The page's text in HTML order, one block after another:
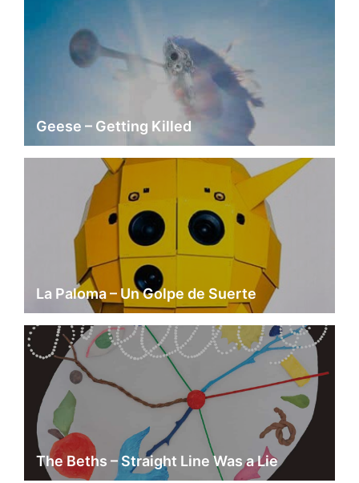
Geese – Getting Killed
La Paloma – Un Golpe de Suerte
The Beths – Straight Line Was a Lie